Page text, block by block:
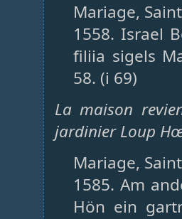
Mariage,
1558. Israel
filiia sigels
58. (i 69)
La maison
jardinier Loup
Mariage,
1585. Am
Hön ein